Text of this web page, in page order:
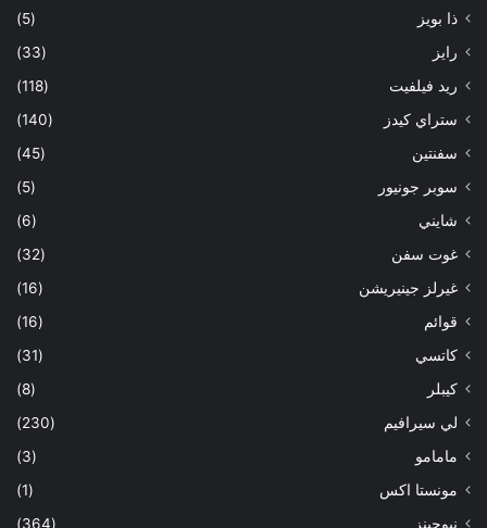
ذا بويز
(5)
رايز
(33)
ريد فيلفيت
(118)
ستراي كيدز
(140)
سفنتين
(45)
سوبر جونيور
(5)
شايني
(6)
غوت سفن
(32)
غيرلز جينيريشن
(16)
قوائم
(16)
كاتسي
(31)
كيبلر
(8)
لي سيرافيم
(230)
مامامو
(3)
مونستا اكس
(1)
نيوجينز
(364)